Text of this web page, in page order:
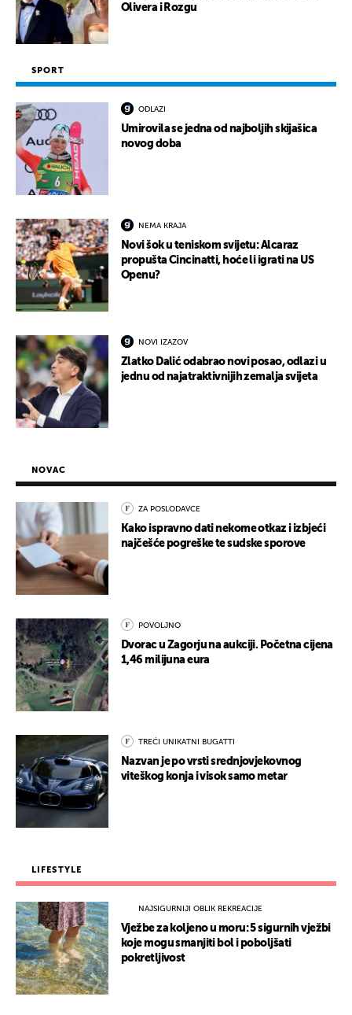
Olivera i Rozgu
SPORT
ODLAZI
Umirovila se jedna od najboljih skijašica
novog doba
NEMA KRAJA
Novi šok u teniskom svijetu: Alcaraz
propušta Cincinatti, hoće li igrati na US
Openu?
NOVI IZAZOV
Zlatko Dalić odabrao novi posao, odlazi u
jednu od najatraktivnijih zemalja svijeta
NOVAC
ZA POSLODAVCE
Kako ispravno dati nekome otkaz i izbjeći
najčešće pogreške te sudske sporove
POVOLJNO
Dvorac u Zagorju na aukciji. Početna cijena
1,46 milijuna eura
TREĆI UNIKATNI BUGATTI
Nazvan je po vrsti srednjovjekovnog
viteškog konja i visok samo metar
LIFESTYLE
NAJSIGURNIJI OBLIK REKREACIJE
Vježbe za koljeno u moru: 5 sigurnih vježbi
koje mogu smanjiti bol i poboljšati
pokretljivost